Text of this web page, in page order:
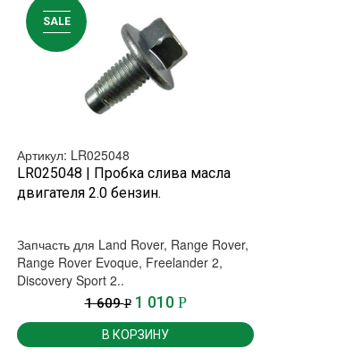
SALE
БЫСТРЫЙ ПРОСМОТР
Артикул: LR025048
LR025048 | Пробка слива масла
двигателя 2.0 бензин.
Запчасть для Land Rover, Range Rover,
Range Rover Evoque, Freelander 2,
Discovery Sport 2..
1 609Р 1 010 Р
В КОРЗИНУ